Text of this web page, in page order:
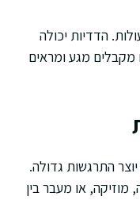
הדדיות יכולה
מגע ומראים
יוצר התרגשות גדולה.
מוזיקה, או מעבר בין